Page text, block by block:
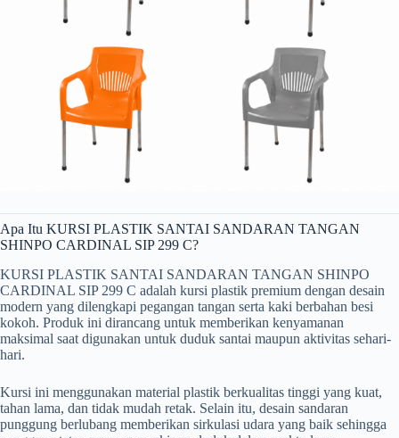
Apa Itu KURSI PLASTIK SANTAI SANDARAN TANGAN
SHINPO CARDINAL SIP 299 C?
KURSI PLASTIK SANTAI SANDARAN TANGAN SHINPO
CARDINAL SIP 299 C adalah kursi plastik premium dengan desain
modern yang dilengkapi pegangan tangan serta kaki berbahan besi
kokoh. Produk ini dirancang untuk memberikan kenyamanan
maksimal saat digunakan untuk duduk santai maupun aktivitas sehari-
hari.
Kursi ini menggunakan material plastik berkualitas tinggi yang kuat,
tahan lama, dan tidak mudah retak. Selain itu, desain sandaran
punggung berlubang memberikan sirkulasi udara yang baik sehingga